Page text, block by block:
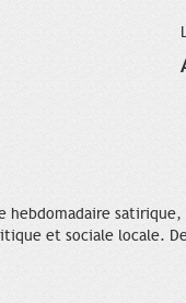
hebdomadaire
et sociale locale.